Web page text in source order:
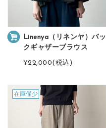
Linenya（リネンヤ）バッ
クギャザーブラウス
¥22,000(税込)
在庫僅少